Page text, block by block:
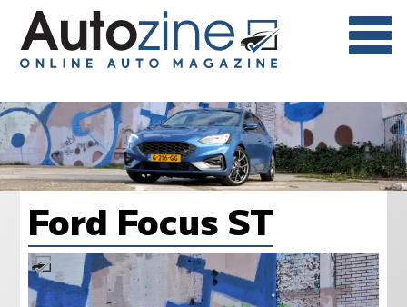
Ford Focus ST